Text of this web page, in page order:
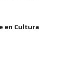
en Cultura